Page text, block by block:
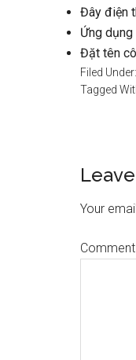
Đây điện
Ứng
Đặt tên
Filed Under:
Tagged
Your
Comment